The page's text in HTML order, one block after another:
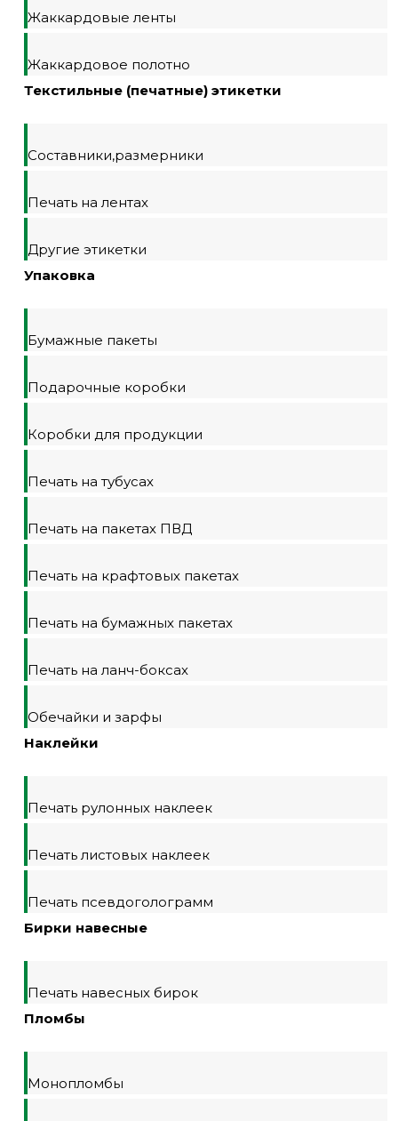
Жаккардовые ленты
Жаккардовое полотно
Текстильные (печатные) этикетки
Составники,размерники
Печать на лентах
Другие этикетки
Упаковка
Бумажные пакеты
Подарочные коробки
Коробки для продукции
Печать на тубусах
Печать на пакетах ПВД
Печать на крафтовых пакетах
Печать на бумажных пакетах
Печать на ланч-боксах
Обечайки и зарфы
Наклейки
Печать рулонных наклеек
Печать листовых наклеек
Печать псевдоголограмм
Бирки навесные
Печать навесных бирок
Пломбы
Монопломбы